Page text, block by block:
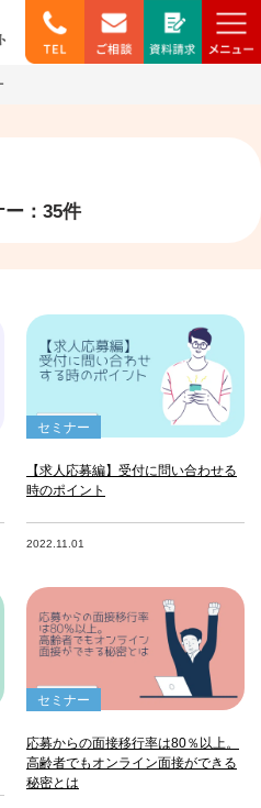
ー：35件
セミナー
【求人応募編】受付に問い合わせる
時のポイント
2022.11.01
セミナー
応募からの面接移行率は80％以上。
高齢者でもオンライン面接ができる
秘密とは